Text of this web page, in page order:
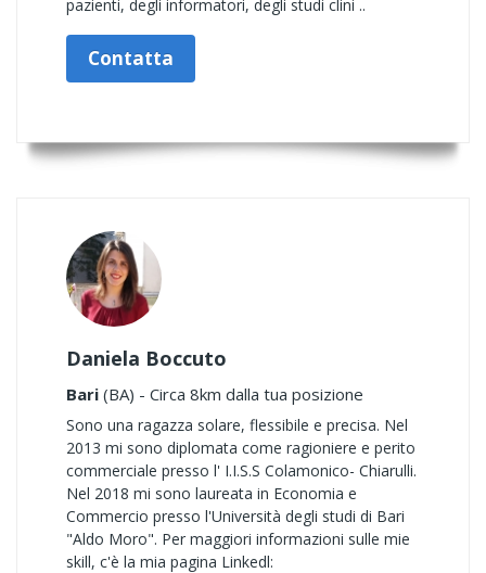
pazienti, degli informatori, degli studi clini ..
Contatta
Daniela Boccuto
Bari (BA) - Circa 8km dalla tua posizione
Sono una ragazza solare, flessibile e precisa. Nel
2013 mi sono diplomata come ragioniere e perito
commerciale presso l' I.I.S.S Colamonico- Chiarulli.
Nel 2018 mi sono laureata in Economia e
Commercio presso l'Università degli studi di Bari
"Aldo Moro". Per maggiori informazioni sulle mie
skill, c'è la mia pagina Linkedl: